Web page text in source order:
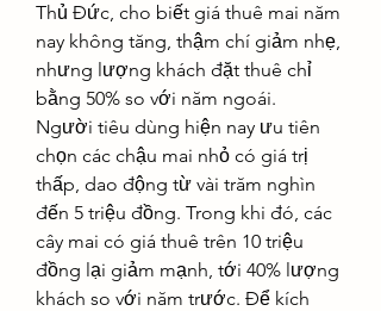
Thủ Đức, cho biết giá thuê mai năm
nay không tăng, thậm chí giảm nhẹ,
nhưng lượng khách đặt thuê chỉ
bằng 50% so với năm ngoái.
Người tiêu dùng hiện nay ưu tiên
chọn các chậu mai nhỏ có giá trị
thấp, dao động từ vài trăm nghìn
đến 5 triệu đồng. Trong khi đó, các
cây mai có giá thuê trên 10 triệu
đồng lại giảm mạnh, tới 40% lượng
khách so với năm trước. Để kích